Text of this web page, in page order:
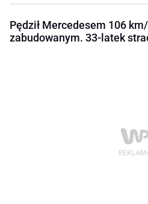
Pędził Mercedesem 106
zabudowanym. 33-latek